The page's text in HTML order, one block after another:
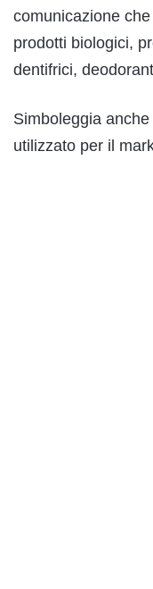
comunicazione
prodotti biologici,
dentifrici,
Simboleggia
utilizzato per il